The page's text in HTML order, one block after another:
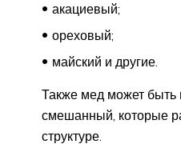
акациевый;
ореховый;
майский и другие.
Также мед может быть
смешанный, которые
структуре.